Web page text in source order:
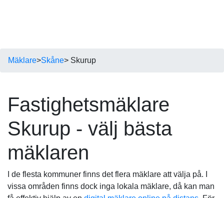
Mäklare>Skåne> Skurup
Fastighetsmäklare
Skurup - välj bästa
mäklaren
I de flesta kommuner finns det flera mäklare att välja på. I
vissa områden finns dock inga lokala mäklare, då kan man